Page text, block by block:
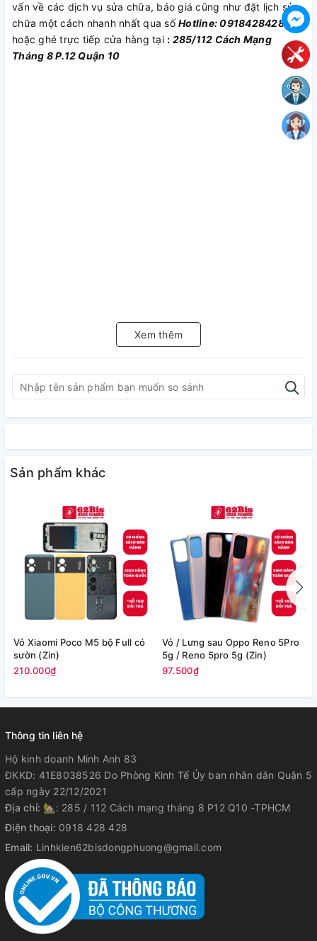
vấn về các dịch vụ sửa chữa, báo giá cũng như đặt lịch sửa
chữa một cách nhanh nhất qua sốHotline: 0918428428
hoặc ghé trực tiếp cửa hàng tại : 285/112 Cách Mạng
Tháng 8 P.12 Quận 10
Xem thêm
Sản phẩm khác
Vỏ Xiaomi Poco M5 bộ Full có
sườn (Zin)
210.000₫
Vỏ / Lưng sau Oppo Reno 5Pro
5g / Reno 5pro 5g (Zin)
97.500₫
Thông tin liên hệ
Hộ kinh doanh Minh Anh 83
ĐKKD: 41E8038526 Do Phòng Kinh Tế Ủy ban nhân dân Quận 5
cấp ngày 22/12/2021
Địa chỉ: 🏡: 285 / 112 Cách mạng tháng 8 P12 Q10 -TPHCM
Điện thoại: 0918 428 428
Email: Linhkien62bisdongphuong@gmail.com